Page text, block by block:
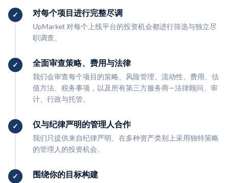
对每个项目进行完整尽调
UpMarket 对每个上线平台的投资机会都进行筛选与独立尽
职调查。
全面审查策略、费用与法律
我们会审查每个项目的策略、风险管理、流动性、费用、估
值方法、税务事项，以及所有第三方服务商—法律顾问、审
计、行政与托管。
仅与纪律严明的管理人合作
我们只提供来自纪律严明、在多种资产类别上采用独特策略
的管理人的投资机会。
围绕你的目标构建